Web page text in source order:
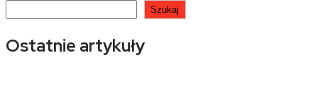
Szukaj
Ostatnie artykuły